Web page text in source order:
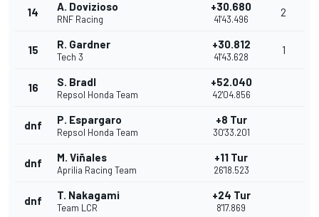
14 A. Dovizioso
RNF Racing
+30.680
41'43.496
2
15 R. Gardner
Tech 3
+30.812
41'43.628
1
16 S. Bradl
Repsol Honda Team
+52.040
42'04.856
dnf P. Espargaro
Repsol Honda Team
+8 Tur
30'33.201
dnf M. Viñales
Aprilia Racing Team
+11 Tur
26'18.523
dnf T. Nakagami
Team LCR
+24 Tur
8'17.869